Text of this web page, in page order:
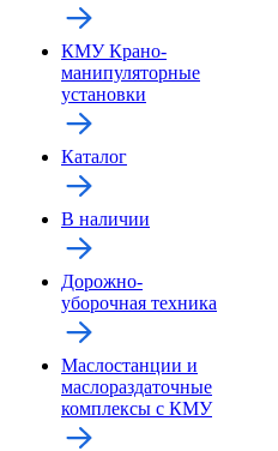
КМУ Крано-
манипуляторные
установки
Каталог
В наличии
Дорожно-
уборочная техника
Маслостанции и
маслораздаточные
комплексы с КМУ